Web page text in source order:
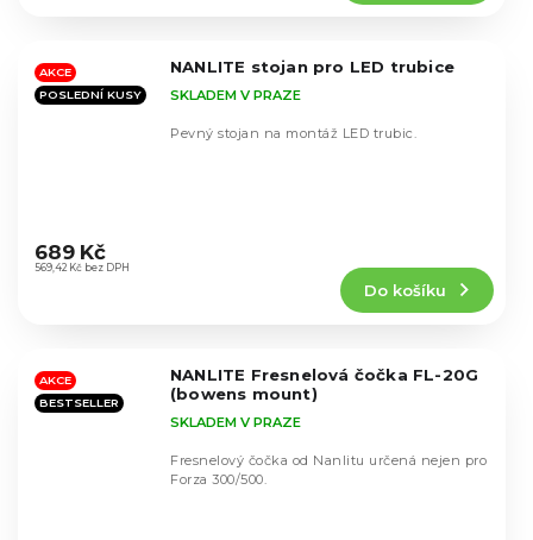
hvězdiček.
AKCE
POSLEDNÍ KUSY
NANLITE stojan pro LED trubice
hodnocení
produktu
hvězdiček.
SKLADEM V PRAZE
569,42 Kč bez DPH
689 Kč
Do košíku
Pevný stojan na montáž LED trubic.
AKCE
BESTSELLER
NANLITE Fresnelová čočka FL-20G
(bowens mount)
SKLADEM V PRAZE
Fresnelový čočka od Nanlitu určená nejen pro
Forza 300/500.